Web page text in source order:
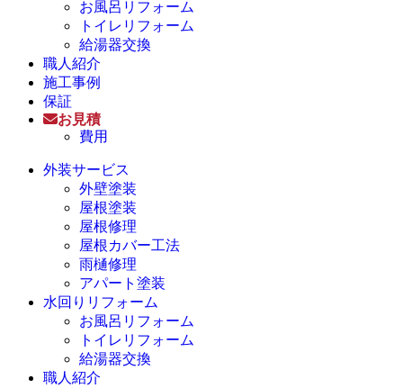
お風呂リフォーム
トイレリフォーム
給湯器交換
職人紹介
施工事例
保証
お見積
費用
外装サービス
外壁塗装
屋根塗装
屋根修理
屋根カバー工法
雨樋修理
アパート塗装
水回りリフォーム
お風呂リフォーム
トイレリフォーム
給湯器交換
職人紹介